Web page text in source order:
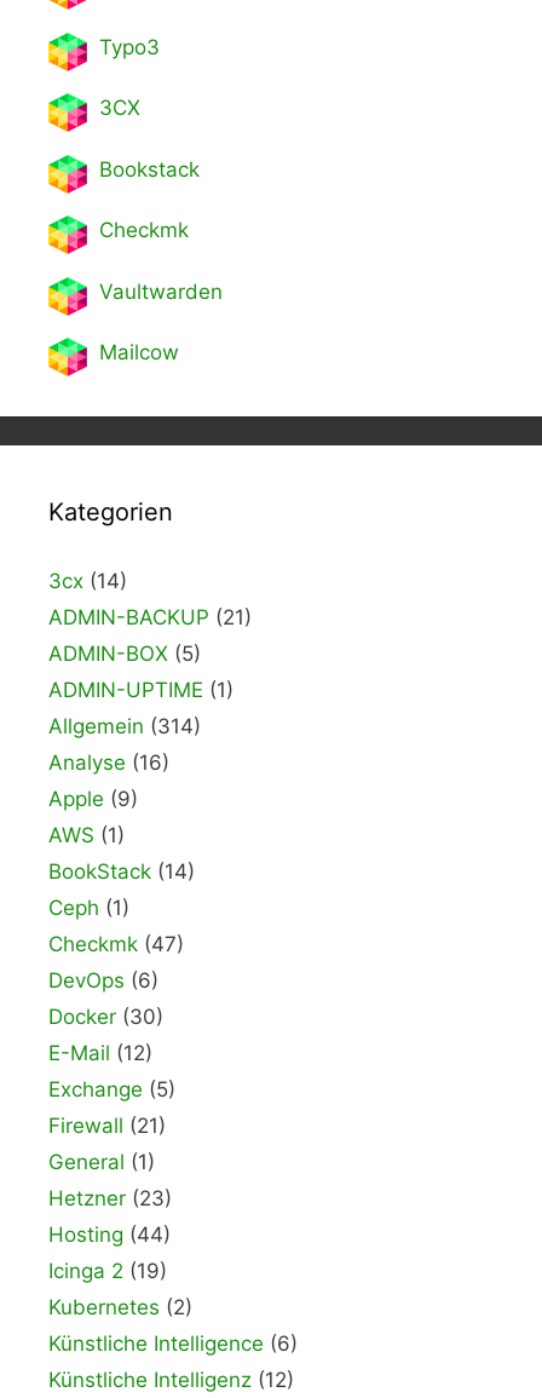
Typo3
3CX
Bookstack
Checkmk
Vaultwarden
Mailcow
Kategorien
3cx (14)
ADMIN-BACKUP (21)
ADMIN-BOX (5)
ADMIN-UPTIME (1)
Allgemein (314)
Analyse (16)
Apple (9)
AWS (1)
BookStack (14)
Ceph (1)
Checkmk (47)
DevOps (6)
Docker (30)
E-Mail (12)
Exchange (5)
Firewall (21)
General (1)
Hetzner (23)
Hosting (44)
Icinga 2 (19)
Kubernetes (2)
Künstliche Intelligence (6)
Künstliche Intelligenz (12)